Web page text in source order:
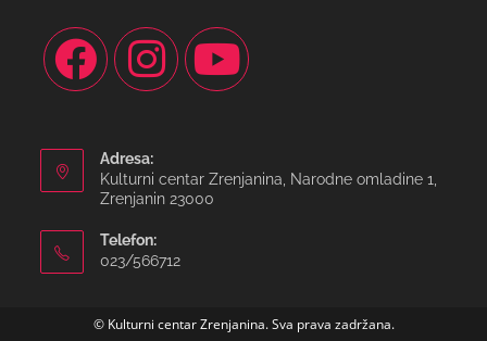
Adresa:
Kulturni centar Zrenjanina, Narodne omladine 1,
Zrenjanin 23000
Telefon:
023/566712
© Kulturni centar Zrenjanina. Sva prava zadržana.